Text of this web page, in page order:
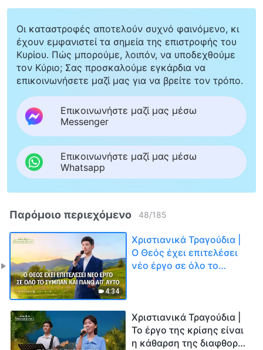
Οι καταστροφές αποτελούν συχνό φαινόμενο, κι
έχουν εμφανιστεί τα σημεία της επιστροφής του
Κυρίου. Πώς μπορούμε, λοιπόν, να υποδεχθούμε
τον Κύριο; Σας προσκαλούμε εγκάρδια να
επικοινωνήσετε μαζί μας για να βρείτε τον τρόπο.
Επικοινωνήστε μαζί μας μέσω
Messenger
Επικοινωνήστε μαζί μας μέσω
Whatsapp
Παρόμοιο περιεχόμενο 48/185
4:34
Χριστιανικά Τραγούδια |
Ο Θεός έχει επιτελέσει
νέο έργο σε όλο το
Χριστιανικά Τραγούδια |
Το έργο της κρίσης είναι
η κάθαρση της διαφθοράς